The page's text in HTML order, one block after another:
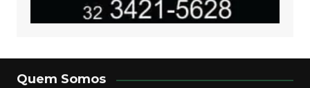
Quem Somos